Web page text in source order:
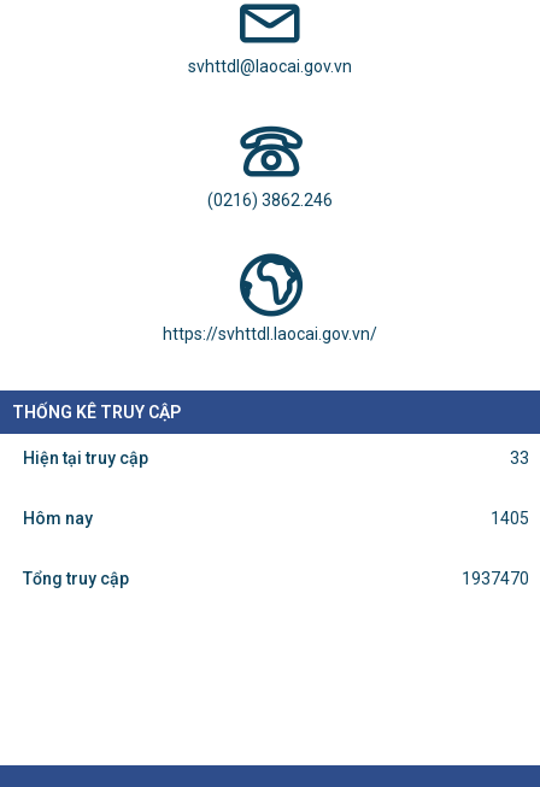
Hàng loạt chính sách mới về vận tải, đấu thầu, đất đai, tín dụng, tài...
svhttdl@laocai.gov.vn
(0216) 3862.246
https://svhttdl.laocai.gov.vn/
THỐNG KÊ TRUY CẬP
Hiện tại truy cập 33
Hôm nay 1405
Tổng truy cập 1937470